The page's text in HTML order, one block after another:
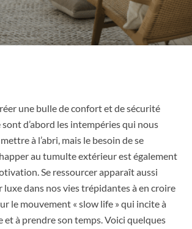
une bulle de confort et de sécurité
d’abord les intempéries qui nous
à l’abri, mais le besoin de se
au tumulte extérieur est également
Se ressourcer apparaît aussi
luxe dans nos vies trépidantes à en croire
le mouvement « slow life » qui incite à
à prendre son temps. Voici quelques